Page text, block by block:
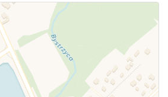
aby przesłać informację o
mityngu.